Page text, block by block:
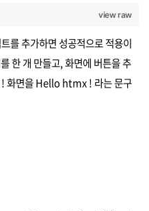
view raw
추가하면 성공적으로 적용이
한 개 만들고, 화면에 버튼을 추
화면을 Hello htmx ! 라는 문구